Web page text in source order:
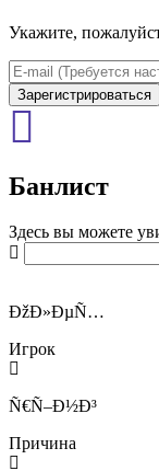
Укажите,
Зарегистрироваться
Банлист
Здесь вы можете
ÐžÐ»ÐµÑ…
Игрок
Ñ€Ñ–Ð½Ð³
Причина